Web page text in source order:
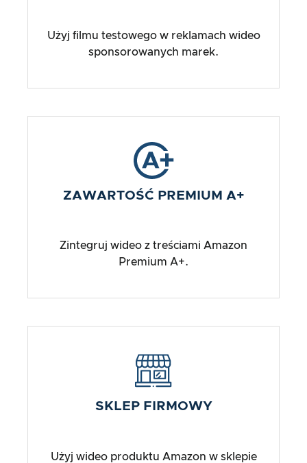
Użyj filmu testowego w reklamach wideo
sponsorowanych marek.
ZAWARTOŚĆ PREMIUM A+
Zintegruj wideo z treściami Amazon
Premium A+.
SKLEP FIRMOWY
Użyj wideo produktu Amazon w sklepie